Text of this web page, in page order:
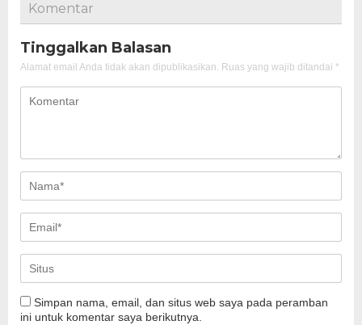
Komentar
Tinggalkan Balasan
Alamat email Anda tidak akan dipublikasikan. Ruas yang wajib ditandai *
Simpan nama, email, dan situs web saya pada peramban
ini untuk komentar saya berikutnya.